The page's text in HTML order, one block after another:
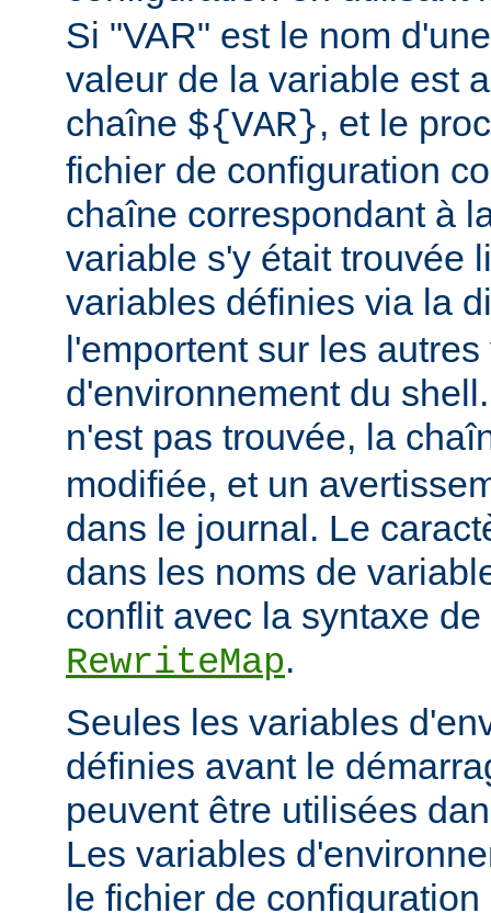
Si "VAR" est le nom
valeur de la variable est
chaîne ${VAR}, et le
fichier de configuration
chaîne correspondant à
variable s'y était trouvée
variables définies via la
l'emportent sur les
d'environnement du
n'est pas trouvée, la
modifiée, et un
dans le journal. Le
dans les noms de
conflit avec la syntaxe
RewriteMap.
Seules les variables
définies avant le
peuvent être utilisées
Les variables
le fichier de